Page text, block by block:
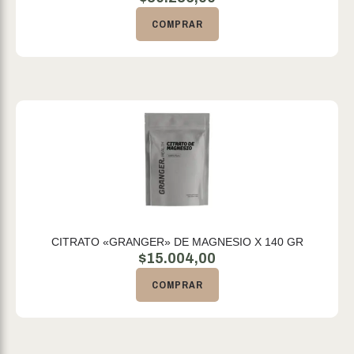
COMPRAR
CITRATO «GRANGER» DE MAGNESIO X 140 GR
$15.004,00
COMPRAR